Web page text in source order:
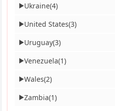
▶Ukraine(4)
▶United States(3)
▶Uruguay(3)
▶Venezuela(1)
▶Wales(2)
▶Zambia(1)